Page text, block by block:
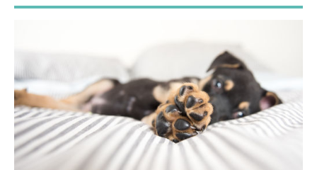
公益社団法人 東京都獣医師会
杉並区獣医師会
日本動物リハビリテーション学会 理事
◆日本動物理学療法研究会（JSAPT）
ペット雑誌からの取材記事、動物医療専門誌への寄
稿多数。